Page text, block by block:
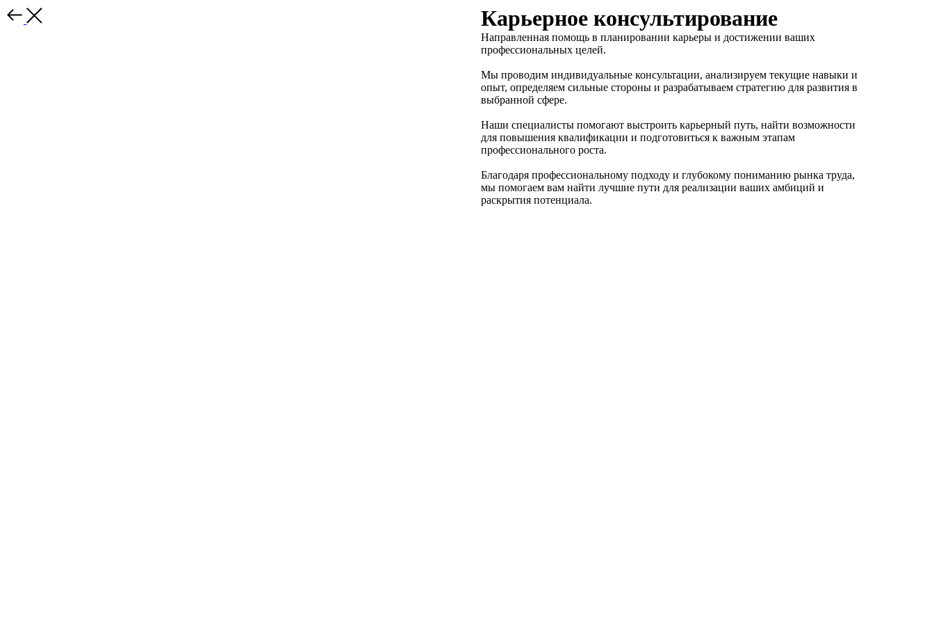
Карьерное консультирование
Направленная помощь в планировании карьеры и достижении ваших
профессиональных целей.
Мы проводим индивидуальные консультации, анализируем текущие навыки и
опыт, определяем сильные стороны и разрабатываем стратегию для развития в
выбранной сфере.
Наши специалисты помогают выстроить карьерный путь, найти возможности
для повышения квалификации и подготовиться к важным этапам
профессионального роста.
Благодаря профессиональному подходу и глубокому пониманию рынка труда,
мы помогаем вам найти лучшие пути для реализации ваших амбиций и
раскрытия потенциала.